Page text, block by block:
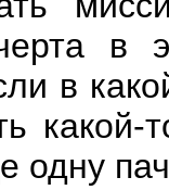
в
в
одну